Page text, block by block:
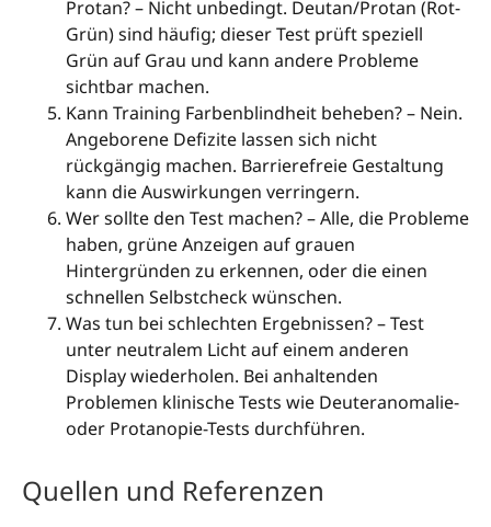
Protan? – Nicht unbedingt. Deutan/Protan (Rot-
Grün) sind häufig; dieser Test prüft speziell
Grün auf Grau und kann andere Probleme
sichtbar machen.
Kann Training Farbenblindheit beheben? – Nein.
Angeborene Defizite lassen sich nicht
rückgängig machen. Barrierefreie Gestaltung
kann die Auswirkungen verringern.
Wer sollte den Test machen? – Alle, die Probleme
haben, grüne Anzeigen auf grauen
Hintergründen zu erkennen, oder die einen
schnellen Selbstcheck wünschen.
Was tun bei schlechten Ergebnissen? – Test
unter neutralem Licht auf einem anderen
Display wiederholen. Bei anhaltenden
Problemen klinische Tests wie Deuteranomalie-
oder Protanopie-Tests durchführen.
Quellen und Referenzen